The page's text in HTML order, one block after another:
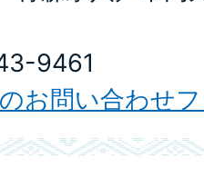
9461
お問い合わせ